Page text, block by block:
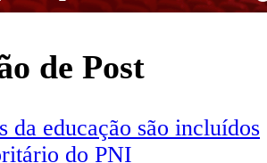
de Post
da educação são incluídos
do PNI